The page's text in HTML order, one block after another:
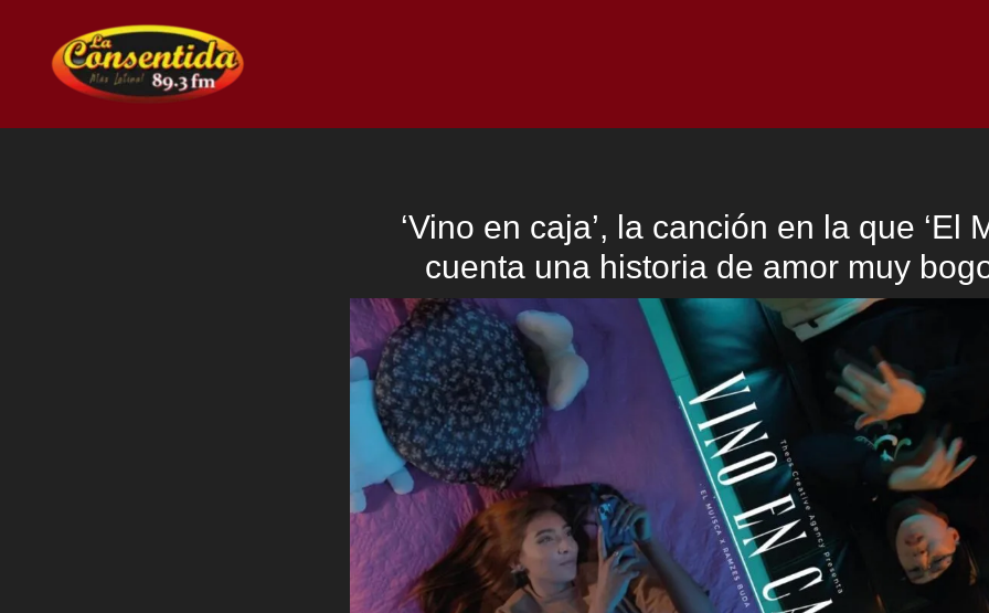
contenido
‘Vino en caja’, la canción en la que ‘El
cuenta una historia de amor muy